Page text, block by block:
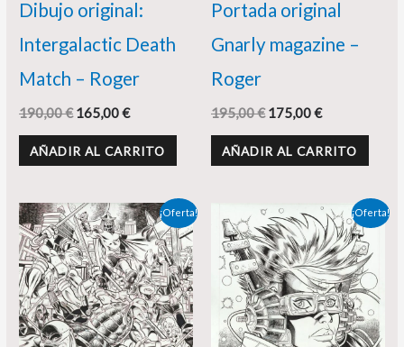
Dibujo original:
Intergalactic Death
Match – Roger
190,00€ 165,00€
AÑADIR AL CARRITO
Portada original
Gnarly magazine –
Roger
195,00€ 175,00€
AÑADIR AL CARRITO
¡Oferta!
El
precio
original
era:
195,00 €.
El
precio
actual
es:
180,00 €.
¡Oferta!
precio
original
era:
195,00 €.
El
precio
actual
es:
180,00 €.